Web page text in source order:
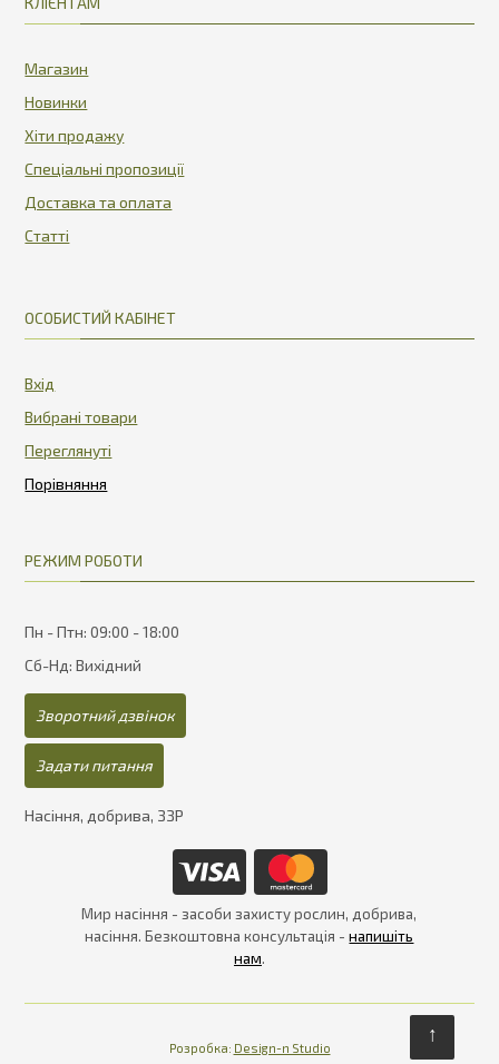
Магазин
Новинки
Хіти продажу
Спеціальні пропозиції
Доставка та оплата
Статті
ОСОБИСТИЙ КАБІНЕТ
Вхід
Вибрані товари
Переглянуті
РЕЖИМ РОБОТИ
Пн - Птн: 09:00 - 18:00
Сб-Нд: Вихідний
Зворотний дзвінок
Задати питання
Насіння, добрива, ЗЗР
Мир насіння - засоби захисту рослин, добрива,
насіння. Безкоштовна консультація -напишіть
нам.
Розробка: Design-n Studio
↑